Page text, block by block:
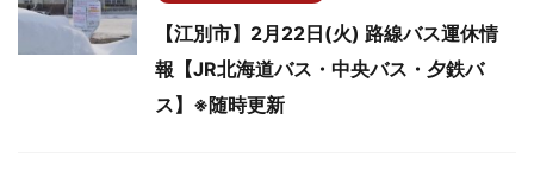
【江別市】2月22日(火) 路線バス運休情
報【JR北海道バス・中央バス・夕鉄バ
ス】※随時更新